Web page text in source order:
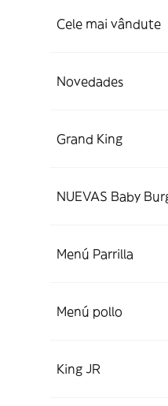
Cele mai vândute
Novedades
Grand King
NUEVAS Baby
Menú Parrilla
Menú pollo
King JR